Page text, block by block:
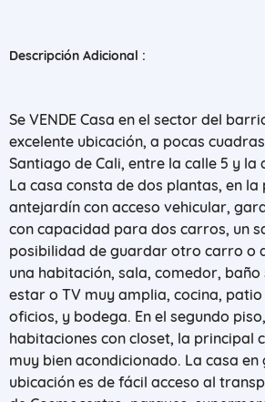
Descripción Adicional :
Se VENDE Casa en el sector del
excelente ubicación, a pocas
Santiago de Cali, entre la calle 5 y la
La casa consta de dos plantas, en
antejardín con acceso vehicular,
con capacidad para dos carros, un
posibilidad de guardar otro carro o
una habitación, sala, comedor, baño
estar o TV muy amplia, cocina,
oficios, y bodega. En el segundo
habitaciones con closet, la principal
muy bien acondicionado. La casa en
ubicación es de fácil acceso al